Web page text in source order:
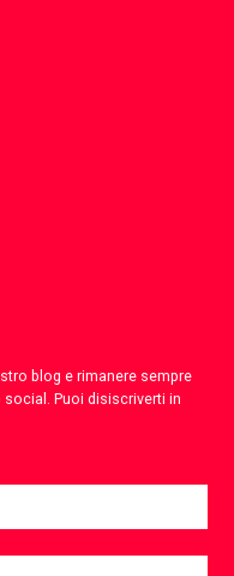
blog e rimanere sempre
Puoi disiscriverti in